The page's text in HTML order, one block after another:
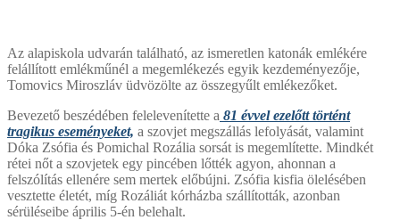
Az alapiskola udvarán található, az ismeretlen katonák emlékére
felállított emlékműnél a megemlékezés egyik kezdeményezője,
Tomovics Miroszláv üdvözölte az összegyűlt emlékezőket.
Bevezető beszédében felelevenítette a 81 évvel ezelőtt történt
tragikus eseményeket, a szovjet megszállás lefolyását, valamint
Dóka Zsófia és Pomichal Rozália sorsát is megemlítette. Mindkét
rétei nőt a szovjetek egy pincében lőtték agyon, ahonnan a
felszólítás ellenére sem mertek előbújni. Zsófia kisfia ölelésében
vesztette életét, míg Rozáliát kórházba szállították, azonban
sérüléseibe április 5-én belehalt.